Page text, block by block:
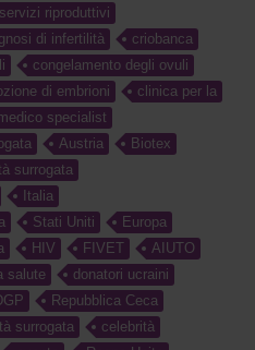
servizi riproduttivi
di infertilità
criobanca
congelamento degli ovuli
di embrioni
clinica per la
specialist
Austria
Biotex
surrogata
Italia
Stati Uniti
Europa
HIV FIVET
AIUTO
salute
donatori ucraini
Repubblica Ceca
surrogata
celebrità